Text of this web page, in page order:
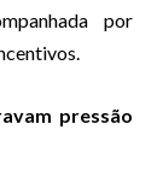
por
pressão